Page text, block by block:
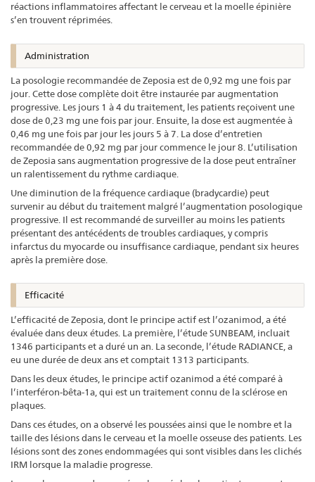
réactions inflammatoires affectant le cerveau et la moelle épinière
s’en trouvent réprimées.
Administration
La posologie recommandée de Zeposia est de 0,92 mg une fois par
jour. Cette dose complète doit être instaurée par augmentation
progressive. Les jours 1 à 4 du traitement, les patients reçoivent une
dose de 0,23 mg une fois par jour. Ensuite, la dose est augmentée à
0,46 mg une fois par jour les jours 5 à 7. La dose d’entretien
recommandée de 0,92 mg par jour commence le jour 8. L’utilisation
de Zeposia sans augmentation progressive de la dose peut entraîner
un ralentissement du rythme cardiaque.
Une diminution de la fréquence cardiaque (bradycardie) peut
survenir au début du traitement malgré l’augmentation posologique
progressive. Il est recommandé de surveiller au moins les patients
présentant des antécédents de troubles cardiaques, y compris
infarctus du myocarde ou insuffisance cardiaque, pendant six heures
après la première dose.
Efficacité
L’efficacité de Zeposia, dont le principe actif est l’ozanimod, a été
évaluée dans deux études. La première, l’étude SUNBEAM, incluait
1346 participants et a duré un an. La seconde, l’étude RADIANCE, a
eu une durée de deux ans et comptait 1313 participants.
Dans les deux études, le principe actif ozanimod a été comparé à
l’interféron-bêta-1a, qui est un traitement connu de la sclérose en
plaques.
Dans ces études, on a observé les poussées ainsi que le nombre et la
taille des lésions dans le cerveau et la moelle osseuse des patients. Les
lésions sont des zones endommagées qui sont visibles dans les clichés
IRM lorsque la maladie progresse.